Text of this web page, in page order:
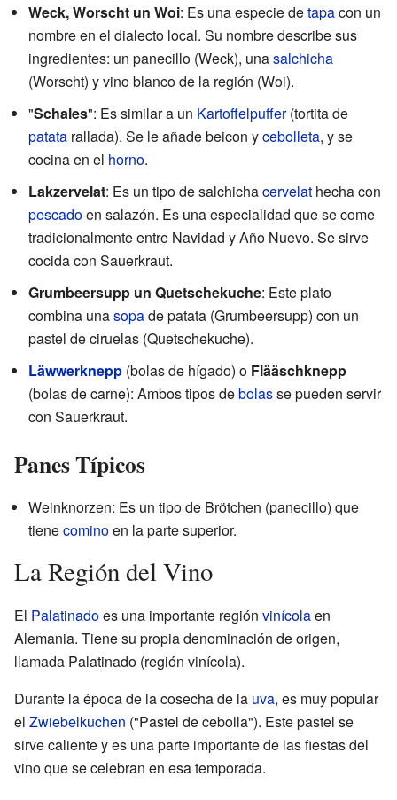
Weck, Worscht un Woi: Es una especie detapacon un
nombre en el dialecto local. Su nombre describe sus
ingredientes: un panecillo (Weck), unasalchicha
(Worscht) y vino blanco de la región (Woi).
"Schales": Es similar a un Kartoffelpuffer(tortita de
patata rallada). Se le añade beicon ycebolleta, y se
cocina en el horno.
Lakzervelat: Es un tipo de salchichacervelat hecha con
pescadoen salazón. Es una especialidad que se come
tradicionalmente entre Navidad y Año Nuevo. Se sirve
cocida con Sauerkraut.
Grumbeersupp un Quetschekuche: Este plato
combina unasopade patata (Grumbeersupp) con un
pastel de ciruelas (Quetschekuche).
Läwwerknepp (bolas de hígado) o Flääschknepp
(bolas de carne): Ambos tipos debolasse pueden servir
con Sauerkraut.
Panes Típicos
Weinknorzen: Es un tipo de Brötchen (panecillo) que
tienecominoen la parte superior.
La Región del Vino
El Palatinadoes una importante región vinícolaen
Alemania. Tiene su propia denominación de origen,
llamada Palatinado (región vinícola).
Durante la época de la cosecha de la uva, es muy popular
el Zwiebelkuchen ("Pastel de cebolla"). Este pastel se
sirve caliente y es una parte importante de las fiestas del
vino que se celebran en esa temporada.